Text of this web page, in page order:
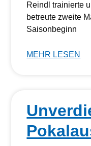
Reindl trainierte
betreute zweite
Saisonbeginn
MEHR LESEN